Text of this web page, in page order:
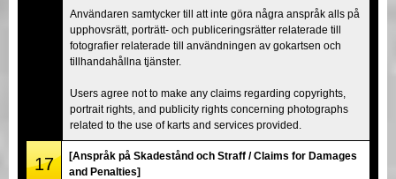
Användaren samtycker till att inte göra några anspråk alls på
upphovsrätt, porträtt- och publiceringsrätter relaterade till
fotografier relaterade till användningen av gokartsen och
tillhandahållna tjänster.
Users agree not to make any claims regarding copyrights,
portrait rights, and publicity rights concerning photographs
related to the use of karts and services provided.
17
[Anspråk på Skadestånd och Straff / Claims for Damages
and Penalties]